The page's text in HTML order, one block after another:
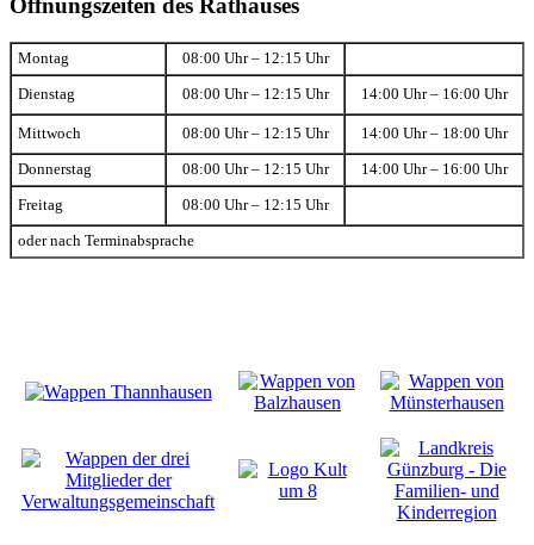
Öffnungszeiten des Rathauses
Montag 08:00 Uhr – 12:15 Uhr
Dienstag 08:00 Uhr – 12:15 Uhr 14:00 Uhr – 16:00 Uhr
Mittwoch 08:00 Uhr – 12:15 Uhr 14:00 Uhr – 18:00 Uhr
Donnerstag 08:00 Uhr – 12:15 Uhr 14:00 Uhr – 16:00 Uhr
Freitag 08:00 Uhr – 12:15 Uhr
oder nach Terminabsprache